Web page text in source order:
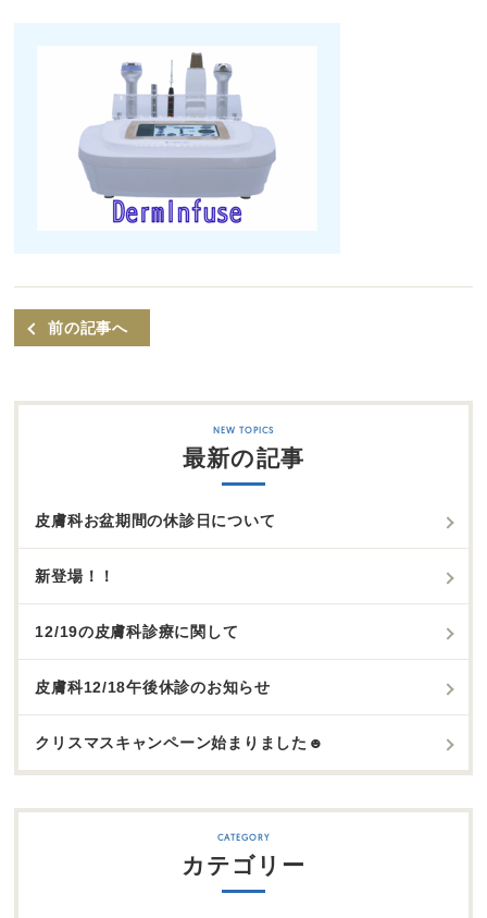
前の記事へ
最新の記事
皮膚科お盆期間の休診日について
新登場！！
12/19の皮膚科診療に関して
皮膚科12/18午後休診のお知らせ
クリスマスキャンペーン始まりました☻
カテゴリー